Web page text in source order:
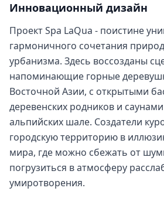
Инновационный дизайн
Проект Spa LaQua - поистине
гармоничного сочетания
урбанизма. Здесь воссозданы
напоминающие горные
Восточной Азии, с открытыми
деревенских родников и
альпийских шале. Создатели
городскую территорию в
мира, где можно сбежать от
погрузиться в атмосферу
умиротворения.